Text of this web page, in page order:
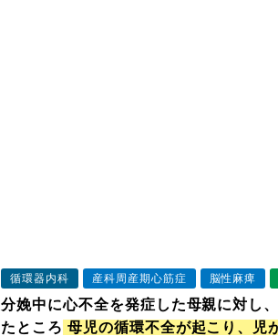
循環器内科 産科周産期心筋症 脳性麻痺
分娩中に心不全を発症した母親に対し
たところ 母児の循環不全が起こり、児